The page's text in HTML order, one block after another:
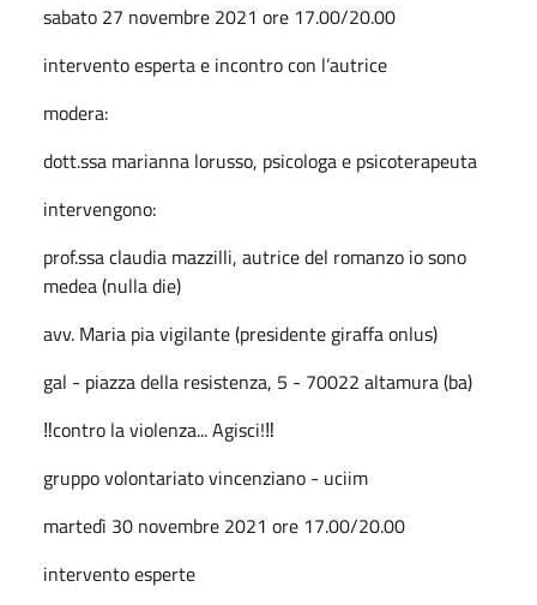
sabato 27 novembre 2021 ore 17.00/20.00
intervento esperta e incontro con l’autrice
modera:
dott.ssa marianna lorusso, psicologa e psicoterapeuta
intervengono:
prof.ssa claudia mazzilli, autrice del romanzo io sono
medea (nulla die)
avv. Maria pia vigilante (presidente giraffa onlus)
gal - piazza della resistenza, 5 - 70022 altamura (ba)
‼️contro la violenza... Agisci!‼️
gruppo volontariato vincenziano - uciim
martedì 30 novembre 2021 ore 17.00/20.00
intervento esperte